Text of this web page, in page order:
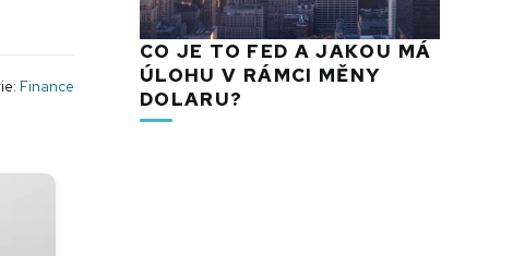
Finance
CO JE TO FED A JAKOU MÁ
ÚLOHU V RÁMCI MĚNY
DOLARU?